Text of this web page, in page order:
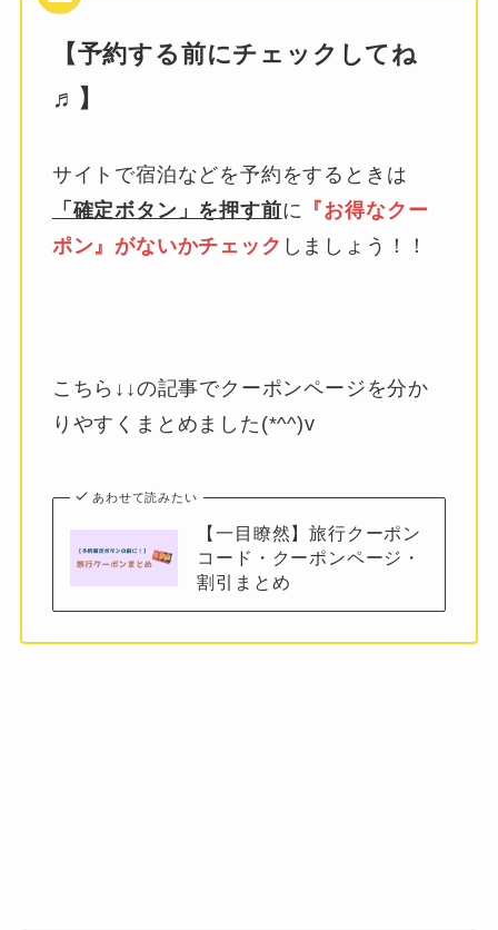
【予約する前にチェックしてね
♬】
サイトで宿泊などを予約をするときは
「確定ボタン」を押す前に 『お得なクー
ポン』がないかチェック しましょう！！
こちら↓↓の記事でクーポンページを分か
りやすくまとめました(*^^)v
あわせて読みたい
【一目瞭然】旅行クーポン
コード・クーポンページ・
割引まとめ